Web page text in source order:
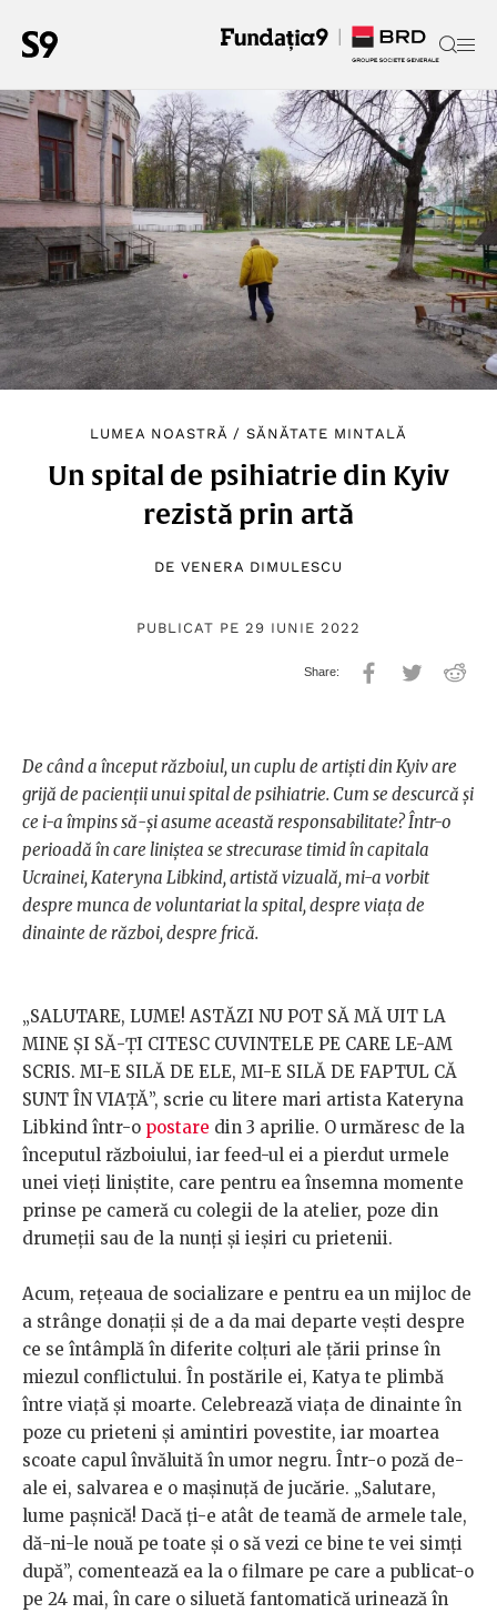
LUMEA NOASTRĂ / SĂNĂTATE MINTALĂ
Un spital de psihiatrie din Kyiv
rezistă prin artă
DE VENERA DIMULESCU
PUBLICAT PE 29 IUNIE 2022
De când a început războiul, un cuplu de artiști din Kyiv are
grijă de pacienții unui spital de psihiatrie. Cum se descurcă și
ce i-a împins să-și asume această responsabilitate? Într-o
perioadă în care liniștea se strecurase timid în capitala
Ucrainei, Kateryna Libkind, artistă vizuală, mi-a vorbit
despre munca de voluntariat la spital, despre viața de
dinainte de război, despre frică.
„SALUTARE, LUME! ASTĂZI NU POT SĂ MĂ UIT LA
MINE ȘI SĂ-ȚI CITESC CUVINTELE PE CARE LE-AM
SCRIS. MI-E SILĂ DE ELE, MI-E SILĂ DE FAPTUL CĂ
SUNT ÎN VIAȚĂ”, scrie cu litere mari artista Kateryna
Libkind într-o postare din 3 aprilie. O urmăresc de la
începutul războiului, iar feed-ul ei a pierdut urmele
unei vieți liniștite, care pentru ea însemna momente
prinse pe cameră cu colegii de la atelier, poze din
drumeții sau de la nunți și ieșiri cu prietenii.
Acum, rețeaua de socializare e pentru ea un mijloc de
a strânge donații și de a da mai departe vești despre
ce se întâmplă în diferite colțuri ale țării prinse în
miezul conflictului. În postările ei, Katya te plimbă
între viață și moarte. Celebrează viața de dinainte în
poze cu prieteni și amintiri povestite, iar moartea
scoate capul învăluită în umor negru. Într-o poză de-
ale ei, salvarea e o mașinuță de jucărie. „Salutare,
lume pașnică! Dacă ți-e atât de teamă de armele tale,
dă-ni-le nouă pe toate și o să vezi ce bine te vei simți
după”, comentează ea la o filmare pe care a publicat-o
pe 24 mai, în care o siluetă fantomatică urinează în